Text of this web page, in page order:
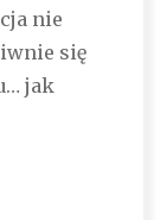
nie
się
jak